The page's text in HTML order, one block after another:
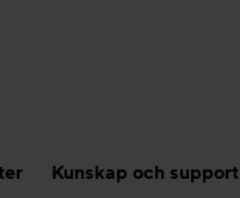
Kunskap och support